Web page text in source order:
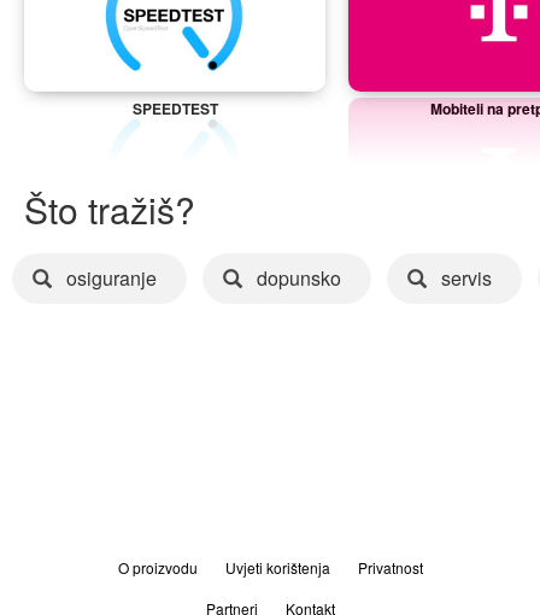
SPEEDTEST Mobiteli na
Što tražiš?
osiguranje dopunsko servis
O proizvodu Uvjeti korištenja
Privatnost
Partneri
Kontakt